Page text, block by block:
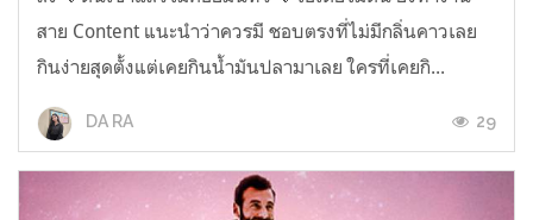
สาย Content แนะนำว่าควรมี ชอบตรงที่ไม่มีกลิ่นคาวเลย
กินง่ายสุดตั้งแต่เคยกินน้ำมันปลามาเลย ใครที่เคยกิ...
DA RA 29